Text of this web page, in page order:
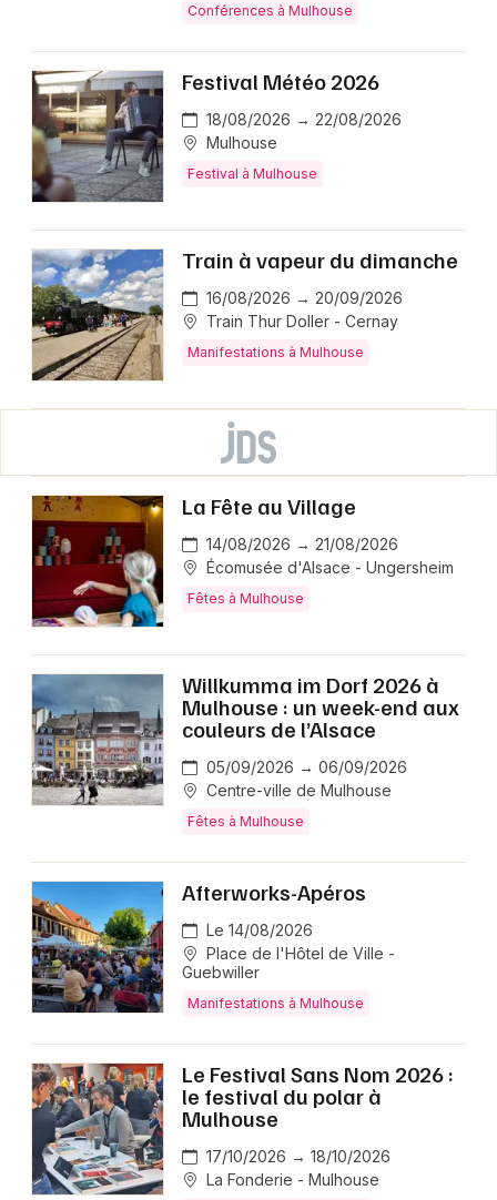
Conférences à Mulhouse
Festival Météo 2026
18/08/2026 → 22/08/2026
Mulhouse
Festival à Mulhouse
Train à vapeur du dimanche
16/08/2026 → 20/09/2026
Train Thur Doller - Cernay
Manifestations à Mulhouse
La Fête au Village
14/08/2026 → 21/08/2026
Écomusée d'Alsace - Ungersheim
Fêtes à Mulhouse
Willkumma im Dorf 2026 à
Mulhouse : un week-end aux
couleurs de l’Alsace
05/09/2026 → 06/09/2026
Centre-ville de Mulhouse
Fêtes à Mulhouse
Afterworks-Apéros
Le 14/08/2026
Place de l'Hôtel de Ville -
Guebwiller
Manifestations à Mulhouse
Le Festival Sans Nom 2026 :
le festival du polar à
Mulhouse
17/10/2026 → 18/10/2026
La Fonderie - Mulhouse